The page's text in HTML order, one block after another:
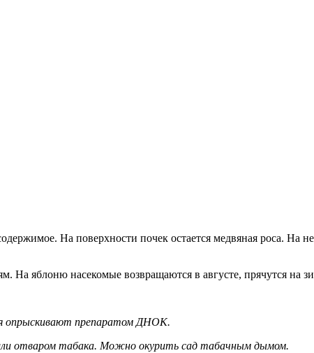
На поверхности почек остается медвяная роса. На
На яблоню насекомые возвращаются в августе, прячутся на
опрыскивают препаратом ДНОК.
отваром табака. Можно окурить сад табачным дымом.